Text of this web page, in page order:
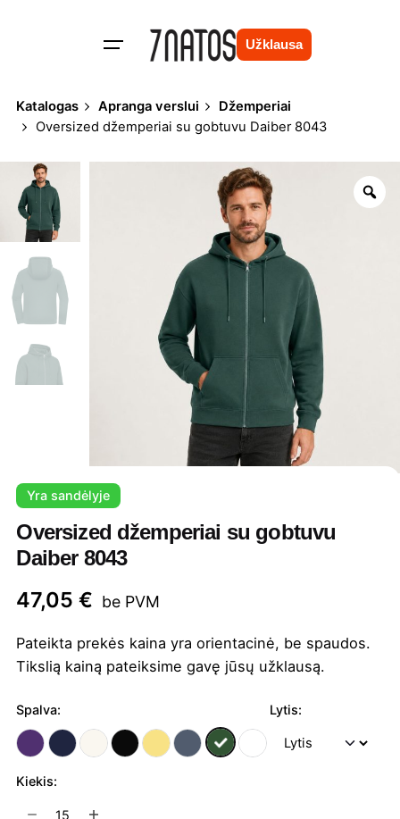
Užklausa
Katalogas Apranga verslui
Džemperiai
Oversized džemperiai su gobtuvu Daiber 8043
Yra sandėlyje
Oversized džemperiai su gobtuvu
Daiber 8043
47,05€ be PVM
Pateikta prekės kaina yra orientacinė, be spaudos.
Tikslią kainą pateiksime gavę jūsų užklausą.
Spalva: Lytis:
Kiekis:
produkto